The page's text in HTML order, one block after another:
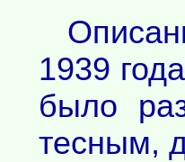
1939
было
тесным,